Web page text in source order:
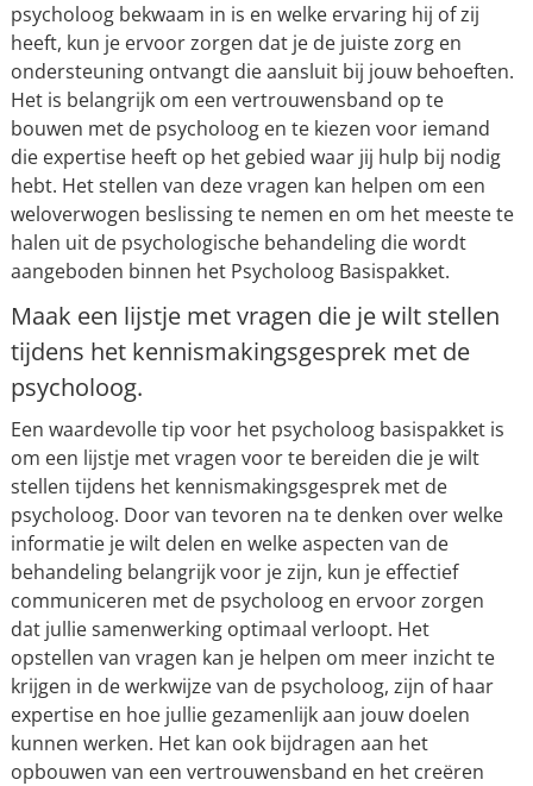
psycholoog bekwaam in is en welke ervaring hij of zij
heeft, kun je ervoor zorgen dat je de juiste zorg en
ondersteuning ontvangt die aansluit bij jouw behoeften.
Het is belangrijk om een vertrouwensband op te
bouwen met de psycholoog en te kiezen voor iemand
die expertise heeft op het gebied waar jij hulp bij nodig
hebt. Het stellen van deze vragen kan helpen om een
weloverwogen beslissing te nemen en om het meeste te
halen uit de psychologische behandeling die wordt
aangeboden binnen het Psycholoog Basispakket.
Maak een lijstje met vragen die je wilt stellen
tijdens het kennismakingsgesprek met de
psycholoog.
Een waardevolle tip voor het psycholoog basispakket is
om een lijstje met vragen voor te bereiden die je wilt
stellen tijdens het kennismakingsgesprek met de
psycholoog. Door van tevoren na te denken over welke
informatie je wilt delen en welke aspecten van de
behandeling belangrijk voor je zijn, kun je effectief
communiceren met de psycholoog en ervoor zorgen
dat jullie samenwerking optimaal verloopt. Het
opstellen van vragen kan je helpen om meer inzicht te
krijgen in de werkwijze van de psycholoog, zijn of haar
expertise en hoe jullie gezamenlijk aan jouw doelen
kunnen werken. Het kan ook bijdragen aan het
opbouwen van een vertrouwensband en het creëren